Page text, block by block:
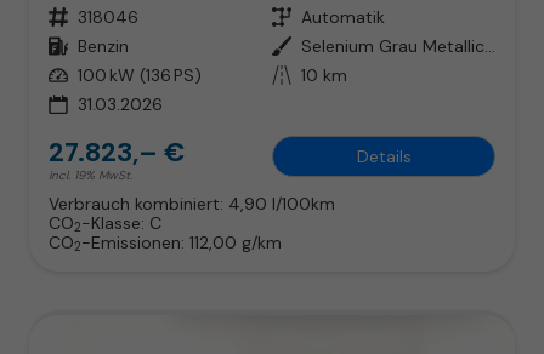
Fahrzeugnr. 318046 Getriebe Automatik
Kraftstoff Benzin Außenfarbe
Selenium Grau Metallic / Dach i
Leistung 100 kW (136 PS) Kilometerstand 10 km
31.03.2026
27.823,– €
incl. 19% MwSt.
Details
Verbrauch kombiniert: 4,90 l/100km
CO2-Klasse: C
CO2-Emissionen: 112,00 g/km